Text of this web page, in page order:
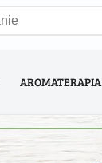
AROMATERAPIA